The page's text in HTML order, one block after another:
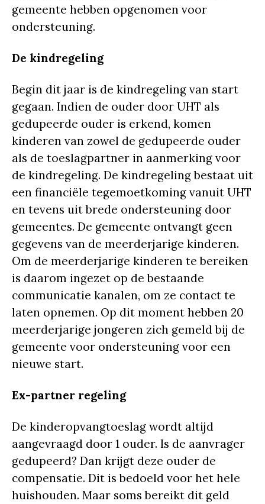
gemeente hebben opgenomen voor
ondersteuning.
De kindregeling
Begin dit jaar is de kindregeling van start
gegaan. Indien de ouder door UHT als
gedupeerde ouder is erkend, komen
kinderen van zowel de gedupeerde ouder
als de toeslagpartner in aanmerking voor
de kindregeling. De kindregeling bestaat uit
een financiële tegemoetkoming vanuit UHT
en tevens uit brede ondersteuning door
gemeentes. De gemeente ontvangt geen
gegevens van de meerderjarige kinderen.
Om de meerderjarige kinderen te bereiken
is daarom ingezet op de bestaande
communicatie kanalen, om ze contact te
laten opnemen. Op dit moment hebben 20
meerderjarige jongeren zich gemeld bij de
gemeente voor ondersteuning voor een
nieuwe start.
Ex-partner regeling
De kinderopvangtoeslag wordt altijd
aangevraagd door 1 ouder. Is de aanvrager
gedupeerd? Dan krijgt deze ouder de
compensatie. Dit is bedoeld voor het hele
huishouden. Maar soms bereikt dit geld